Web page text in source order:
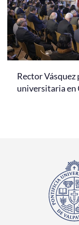
Rector Vásquez
universitaria en